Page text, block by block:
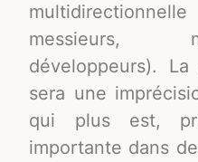
messieurs,
développeurs).
sera une
qui plus est,
importante dans